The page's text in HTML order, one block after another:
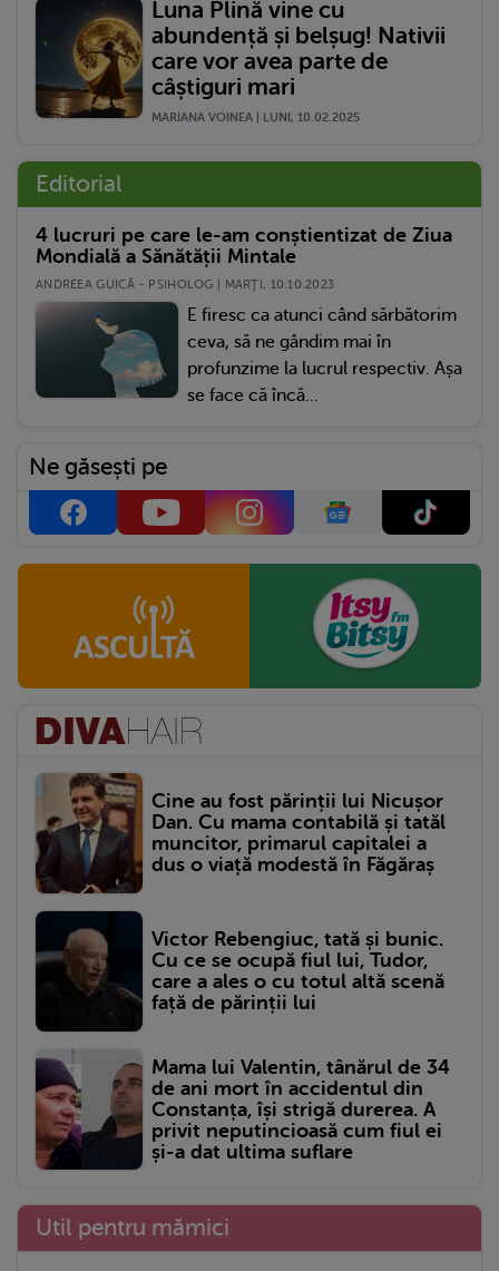
Luna Plină vine cu
abundență și belșug! Nativii
care vor avea parte de
câștiguri mari
MARIANA VOINEA | LUNI, 10.02.2025
Editorial
4 lucruri pe care le-am conștientizat de Ziua
Mondială a Sănătății Mintale
ANDREEA GUICĂ - PSIHOLOG | MARŢI, 10.10.2023
E firesc ca atunci când sărbătorim
ceva, să ne gândim mai în
profunzime la lucrul respectiv. Așa
se face că încă...
Ne găsești pe
Cine au fost părinții lui Nicușor
Dan. Cu mama contabilă și tatăl
muncitor, primarul capitalei a
dus o viață modestă în Făgăraș
Victor Rebengiuc, tată și bunic.
Cu ce se ocupă fiul lui, Tudor,
care a ales o cu totul altă scenă
față de părinții lui
Mama lui Valentin, tânărul de 34
de ani mort în accidentul din
Constanța, își strigă durerea. A
privit neputincioasă cum fiul ei
și-a dat ultima suflare
Util pentru mămici